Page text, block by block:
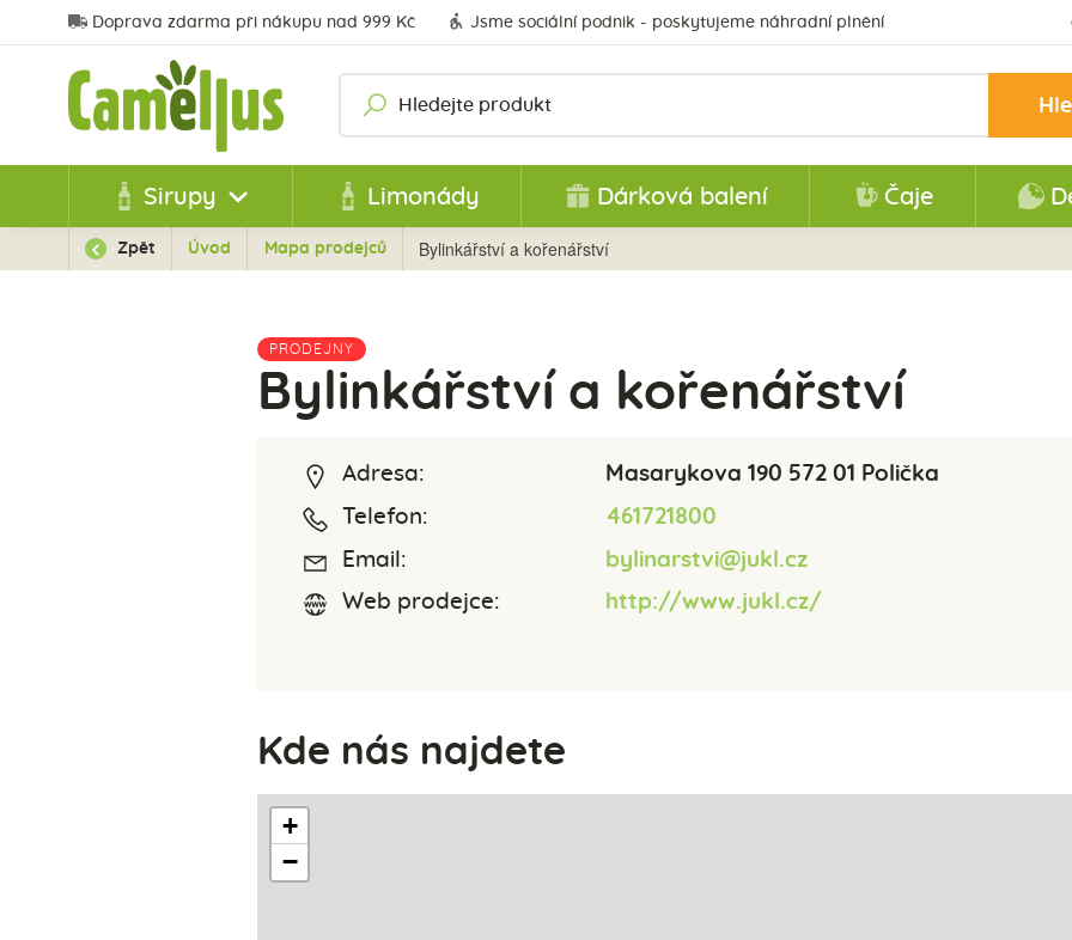
Doprava zdarma při nákupu nad 999 Kč Jsme sociální podnik - poskytujeme náhradní plnění
Sirupy Limonády Dárková balení Čaje
Zpět Úvod Mapa prodejců Bylinkářství a kořenářství
PRODEJNY
Bylinkářství a kořenářství
Adresa:
Masarykova 190 572 01 Polička
Telefon:
461721800
Email:
bylinarstvi@jukl.cz
Web prodejce:
http://www.jukl.cz/
Kde nás najdete
+
−